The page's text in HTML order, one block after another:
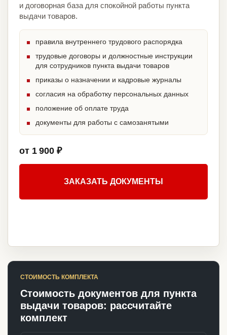
и договорная база для спокойной работы пункта
выдачи товаров.
правила внутреннего трудового распорядка
трудовые договоры и должностные инструкции
для сотрудников пункта выдачи товаров
приказы о назначении и кадровые журналы
согласия на обработку персональных данных
положение об оплате труда
документы для работы с самозанятыми
от 1 900 ₽
ЗАКАЗАТЬ ДОКУМЕНТЫ
СТОИМОСТЬ КОМПЛЕКТА
Стоимость документов для пункта
выдачи товаров: рассчитайте
комплект